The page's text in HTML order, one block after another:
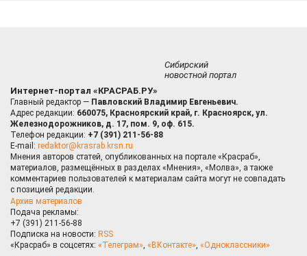
Сибирский
новостной портал
Интернет-портал «КРАСРАБ.РУ»
Главный редактор — Павловский Владимир Евгеньевич.
Адрес редакции: 660075, Красноярский край, г. Красноярск, ул.
Железнодорожников, д. 17, пом. 9, оф. 615.
Телефон редакции: +7 (391) 211-56-88
E-mail: redaktor@krasrab.krsn.ru
Мнения авторов статей, опубликованных на портале «Красраб»,
материалов, размещённых в разделах «Мнения», «Молва», а также
комментариев пользователей к материалам сайта могут не совпадать
с позицией редакции.
Архив материалов
Подача рекламы:
+7 (391) 211-56-88
Подписка на новости: RSS
«Красраб» в соцсетях: «Телеграм», «ВКонтакте», «Одноклассники»